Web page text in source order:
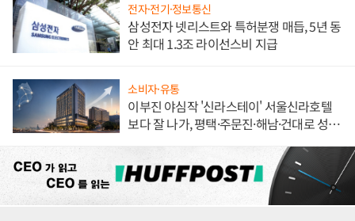
전자·전기·정보통신
삼성전자 넷리스트와 특허분쟁 매듭, 5년 동
안 최대 1.3조 라이선스비 지급
소비자·유통
이부진 야심작 '신라스테이' 서울신라호텔
보다 잘 나가, 평택·주문진·해남·건대로 성